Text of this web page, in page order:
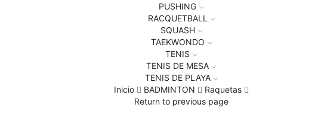
PUSHING
RACQUETBALL
SQUASH
TAEKWONDO
TENIS
TENIS DE MESA
TENIS DE PLAYA
Inicio
BADMINTON
Raquetas
Return to previous page